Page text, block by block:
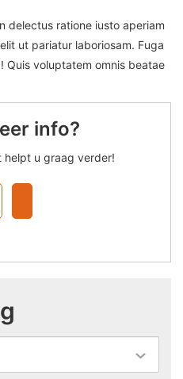
delectus ratione iusto aperiam
ut pariatur laboriosam. Fuga
Quis voluptatem omnis beatae
info?
helpt u graag verder!